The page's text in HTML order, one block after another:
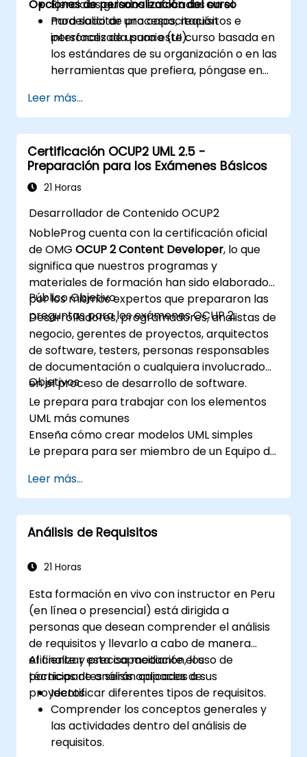
Ejercicios guiados enfocados en el
modelado de procesos, requisitos e
interfaces de usuario (UI).
Opciones de personalización del curso
Para solicitar una capacitación
personalizada para este curso basada en
los estándares de su organización o en las
herramientas que prefiera, póngase en
Leer más...
Certificación OCUP2 UML 2.5 -
Preparación para los Exámenes Básicos
21 Horas
Desarrollador de Contenido OCUP2
NobleProg cuenta con la certificación oficial
de OMGOCUP 2 Content Developer, lo que
significa que nuestros programas y
materiales de formación han sido elaborados
por los mismos expertos que prepararon las
preguntas para los exámenes OCUP 2.
Público Objetivo
Desarrolladores, programadores, analistas de
negocio, gerentes de proyectos, arquitectos
de software, testers, personas responsables
de documentación o cualquiera involucrado
en el proceso de desarrollo de software.
Objetivos
Le prepara para trabajar con los elementos
UML más comunes
Enseña cómo crear modelos UML simples
Le prepara para ser miembro de un Equipo de
Leer más...
Análisis de Requisitos
21 Horas
Esta formación en vivo con instructor en Peru
(en línea o presencial) está dirigida a
personas que desean comprender el análisis
de requisitos y llevarlo a cabo de manera
eficiente y precisa mediante el uso de
técnicas de análisis aplicadas a sus
proyectos.
Al finalizar esta capacitación, los
participantes serán capaces de:
Identificar diferentes tipos de requisitos.
Comprender los conceptos generales y
las actividades dentro del análisis de
requisitos.